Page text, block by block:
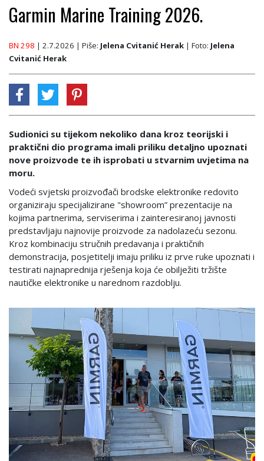
Garmin Marine Training 2026.
BN 298 | 2.7.2026 | Piše: Jelena Cvitanić Herak | Foto: Jelena
Cvitanić Herak
Sudionici su tijekom nekoliko dana kroz teorijski i
praktični dio programa imali priliku detaljno upoznati
nove proizvode te ih isprobati u stvarnim uvjetima na
moru.
Vodeći svjetski proizvođači brodske elektronike redovito
organiziraju specijalizirane "showroom” prezentacije na
kojima partnerima, serviserima i zainteresiranoj javnosti
predstavljaju najnovije proizvode za nadolazeću sezonu.
Kroz kombinaciju stručnih predavanja i praktičnih
demonstracija, posjetitelji imaju priliku iz prve ruke upoznati i
testirati najnaprednija rješenja koja će obilježiti tržište
nautičke elektronike u narednom razdoblju.